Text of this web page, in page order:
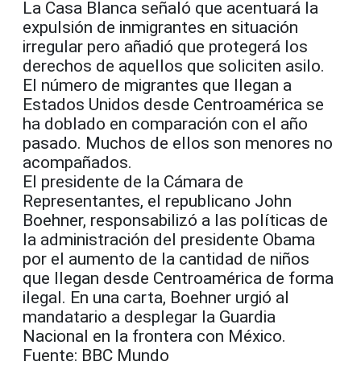
La Casa Blanca señaló que acentuará la
expulsión de inmigrantes en situación
irregular pero añadió que protegerá los
derechos de aquellos que soliciten asilo.
El número de migrantes que llegan a
Estados Unidos desde Centroamérica se
ha doblado en comparación con el año
pasado. Muchos de ellos son menores no
acompañados.
El presidente de la Cámara de
Representantes, el republicano John
Boehner, responsabilizó a las políticas de
la administración del presidente Obama
por el aumento de la cantidad de niños
que llegan desde Centroamérica de forma
ilegal. En una carta, Boehner urgió al
mandatario a desplegar la Guardia
Nacional en la frontera con México.
Fuente: BBC Mundo